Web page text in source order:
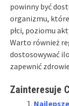
powinny być
organizmu,
płci, poziomu
Warto również
dostosowywać
zapewnić
Zainteresuje